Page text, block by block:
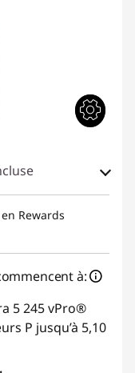
135.90
en Rewards
à:
5 245 vPro®
P jusqu’à 5,10